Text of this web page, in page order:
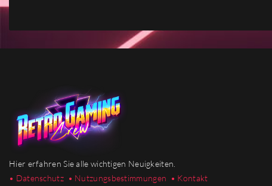
Hier erfahren Sie alle wichtigen Neuigkeiten.
• Datenschutz • Nutzungsbestimmungen • Kontakt